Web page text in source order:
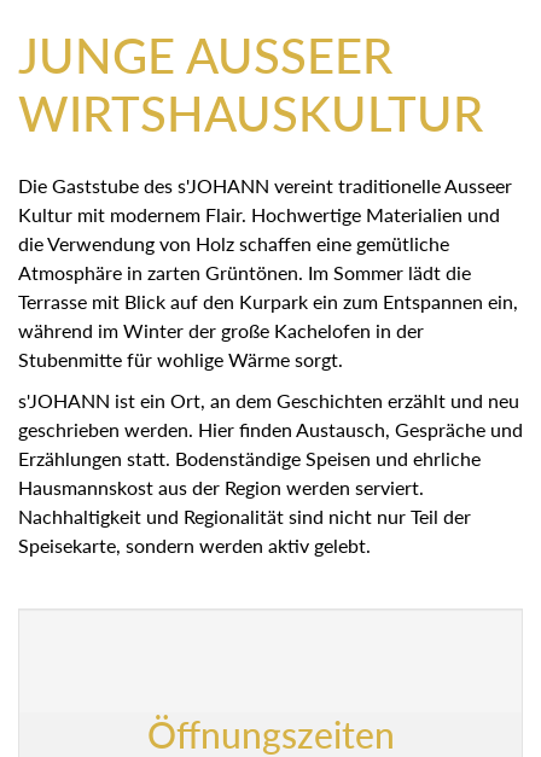
JUNGE AUSSEER
WIRTSHAUSKULTUR
Die Gaststube des s'JOHANN vereint traditionelle Ausseer
Kultur mit modernem Flair. Hochwertige Materialien und
die Verwendung von Holz schaffen eine gemütliche
Atmosphäre in zarten Grüntönen. Im Sommer lädt die
Terrasse mit Blick auf den Kurpark ein zum Entspannen
ein, während im Winter der große Kachelofen in der
Stubenmitte für wohlige Wärme sorgt.
s'JOHANN ist ein Ort, an dem Geschichten erzählt und neu
geschrieben werden. Hier finden Austausch, Gespräche
und Erzählungen statt. Bodenständige Speisen und
ehrliche Hausmannskost aus der Region werden serviert.
Nachhaltigkeit und Regionalität sind nicht nur Teil der
Speisekarte, sondern werden aktiv gelebt.
Öffnungszeiten